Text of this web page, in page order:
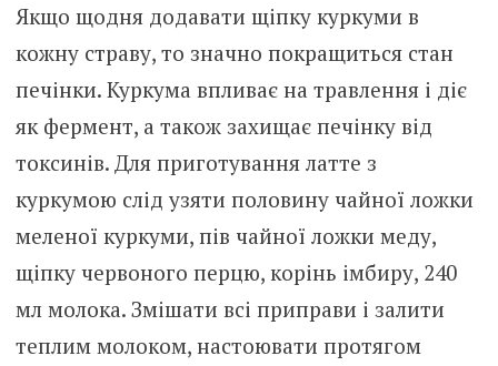
Якщо щодня додавати щіпку куркуми в
кожну страву, то значно покращиться стан
печінки. Куркума впливає на травлення і діє
як фермент, а також захищає печінку від
токсинів. Для приготування латте з
куркумою слід узяти половину чайної ложки
меленої куркуми, пів чайної ложки меду,
щіпку червоного перцю, корінь імбиру, 240
мл молока. Змішати всі приправи і залити
теплим молоком, настоювати протягом